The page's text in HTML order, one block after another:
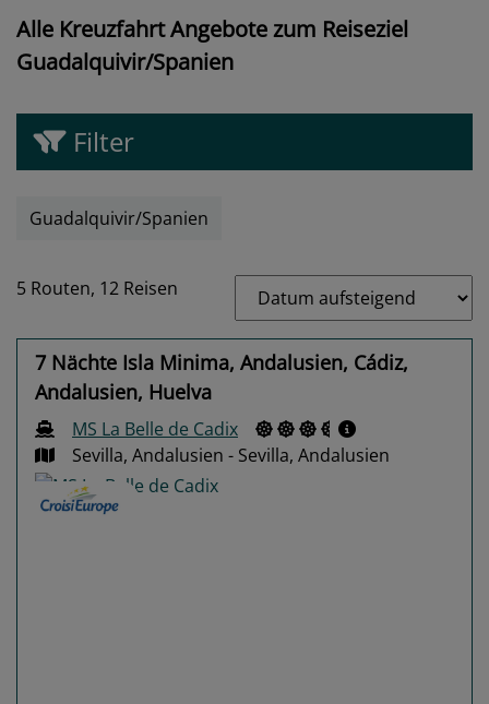
Alle Kreuzfahrt Angebote zum Reiseziel
Guadalquivir/Spanien
Filter
Guadalquivir/Spanien
5 Routen, 12 Reisen
7 Nächte Isla Minima, Andalusien, Cádiz,
Andalusien, Huelva
MS La Belle de Cadix
Sevilla, Andalusien - Sevilla, Andalusien